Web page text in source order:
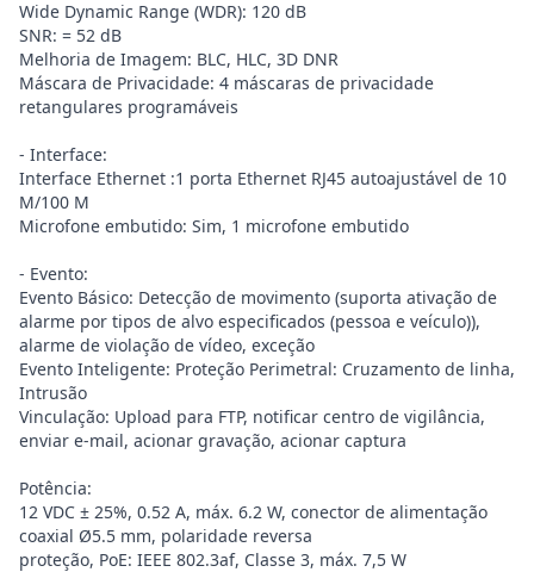
Wide Dynamic Range (WDR): 120 dB
SNR: = 52 dB
Melhoria de Imagem: BLC, HLC, 3D DNR
Máscara de Privacidade: 4 máscaras de privacidade
retangulares programáveis
- Interface:
Interface Ethernet :1 porta Ethernet RJ45 autoajustável de 10
M/100 M
Microfone embutido: Sim, 1 microfone embutido
- Evento:
Evento Básico: Detecção de movimento (suporta ativação de
alarme por tipos de alvo especificados (pessoa e veículo)),
alarme de violação de vídeo, exceção
Evento Inteligente: Proteção Perimetral: Cruzamento de linha,
Intrusão
Vinculação: Upload para FTP, notificar centro de vigilância,
enviar e-mail, acionar gravação, acionar captura
Potência:
12 VDC ± 25%, 0.52 A, máx. 6.2 W, conector de alimentação
coaxial Ø5.5 mm, polaridade reversa
proteção, PoE: IEEE 802.3af, Classe 3, máx. 7,5 W